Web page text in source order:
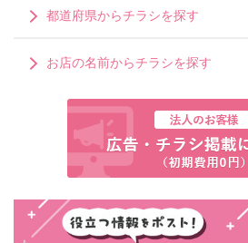
都道府県からチラシを探す
お店の名前からチラシを探す